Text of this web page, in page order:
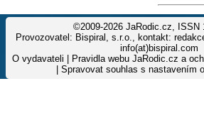
©2009-2026 JaRodic.cz, ISSN
Provozovatel: Bispiral, s.r.o., kontakt:
info(at)bispiral.com
O vydavateli
Pravidla webu JaRodic.cz a
Spravovat souhlas s nastavením